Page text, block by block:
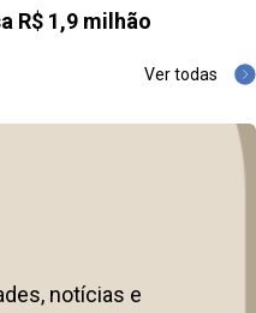
R$ 1,9 milhão
Ver todas
notícias e